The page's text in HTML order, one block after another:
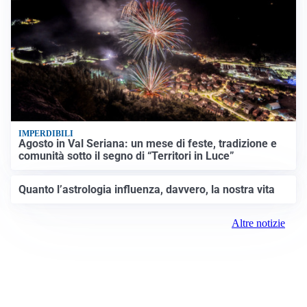
IMPERDIBILI
Agosto in Val Seriana: un mese di feste, tradizione e
comunità sotto il segno di “Territori in Luce”
Quanto l’astrologia influenza, davvero, la nostra vita
Altre notizie